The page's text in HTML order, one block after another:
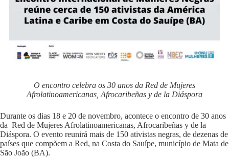
O encontro celebra os 30 anos da Red de Mujeres
Afrolatinoamericanas, Afrocaribeñas y de la Diáspora
Durante os dias 18 e 20 de novembro, acontece o encontro de 30 anos
da Red de Mujeres Afrolatinoamericanas, Afrocaribeñas y de la
Diáspora. O evento reunirá mais de 150 ativistas negras, de dezenas de
países que compõem a Red, na Costa do Sauípe, município de Mata de
São João (BA).